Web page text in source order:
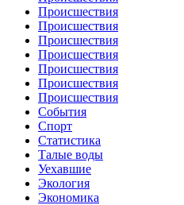
Происшествия
Происшествия
Происшествия
Происшествия
Происшествия
Происшествия
Происшествия
События
Спорт
Статистика
Талые воды
Уехавшие
Экология
Экономика